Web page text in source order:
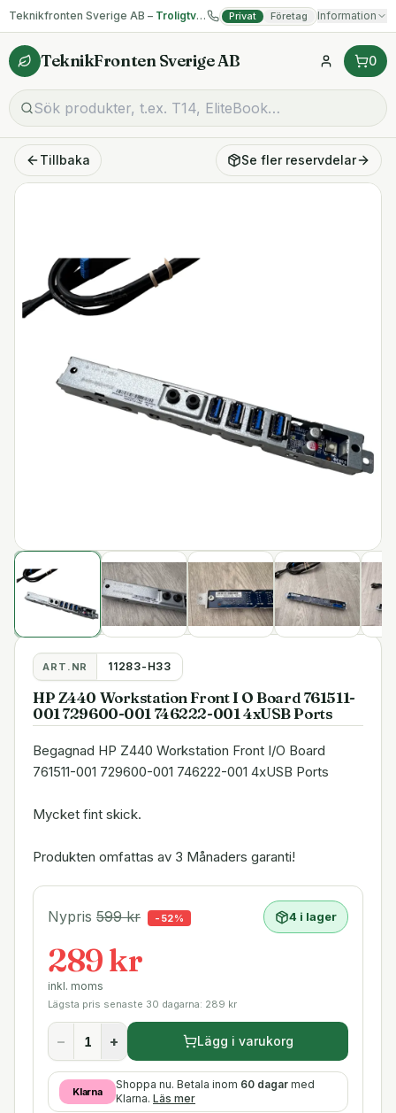
Teknikfronten Sverige AB – Troligtvis billigast på begagnad IT! Privat Företag Information
TeknikFronten Sverige AB 0
Tillbaka Se fler reservdelar
ART.NR 11283-H33
HP Z440 Workstation Front I O Board 761511-
001 729600-001 746222-001 4xUSB Ports
Begagnad HP Z440 Workstation Front I/O Board
761511-001 729600-001 746222-001 4xUSB Ports
Mycket fint skick.
Produkten omfattas av 3 Månaders garanti!
Nypris 599kr - 52% 4 i lager
289 kr
inkl. moms
Lägsta pris senaste 30 dagarna: 289 kr
− + Lägg i varukorg
Klarna
Shoppa nu. Betala inom 60 dagar med
Klarna. Läs mer